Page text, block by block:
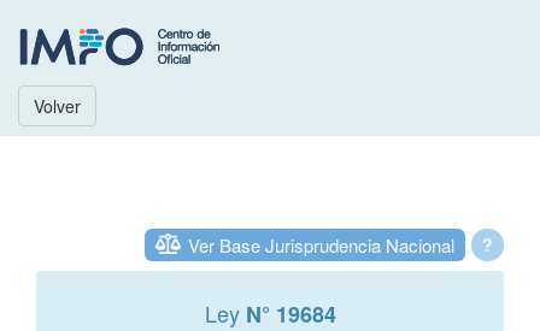
Volver
?
Ver Base Jurisprudencia Nacional
Ley N° 19684